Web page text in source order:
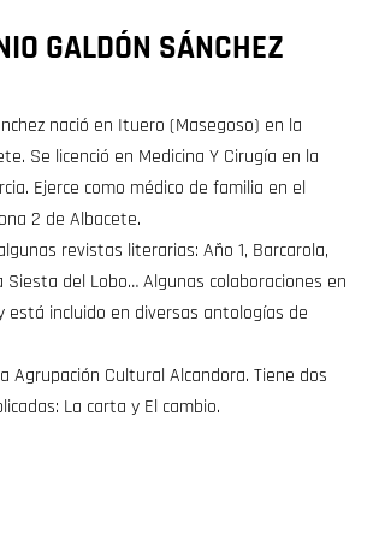
GALDÓN SÁNCHEZ
nació en Ituero (Masegoso) en la
Se licenció en Medicina Y Cirugía en la
Ejerce como médico de familia en el
2 de Albacete.
revistas literarias: Año 1, Barcarola,
Siesta del Lobo… Algunas colaboraciones en
está incluido en diversas antologías de
Agrupación Cultural Alcandora. Tiene dos
La carta y El cambio.